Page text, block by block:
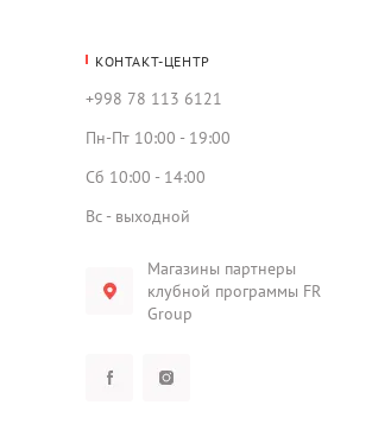
КОНТАКТ-ЦЕНТР
+998 78 113 6121
Пн-Пт 10:00 - 19:00
Сб 10:00 - 14:00
Вс - выходной
Магазины партнеры
клубной программы FR
Group